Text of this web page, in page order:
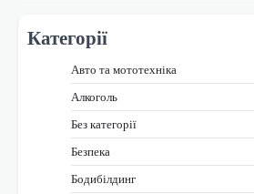
Категорії
Авто та мототехніка
Алкоголь
Без категорії
Безпека
Бодибілдинг